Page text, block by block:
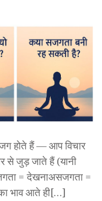
होते हैं — आप विचार
से जुड़ जाते हैं (यानी
= देखनाअसजगता =
भाव आते ही[…]